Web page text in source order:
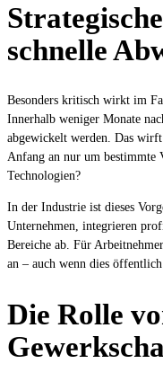
schnelle
Besonders kritisch wirkt im
Innerhalb weniger Monate
abgewickelt werden. Das
Anfang an nur um bestimmte
Technologien?
In der Industrie ist dieses
Unternehmen, integrieren
Bereiche ab. Für
an – auch wenn dies
Die Rolle